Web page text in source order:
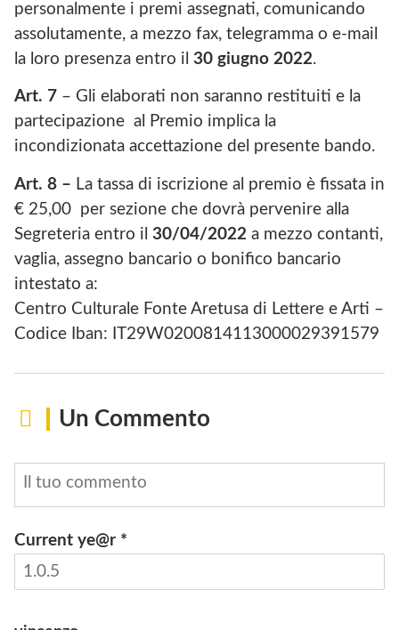
personalmente i premi assegnati, comunicando
assolutamente, a mezzo fax, telegramma o e-mail
la loro presenza entro il 30 giugno 2022.
Art. 7 – Gli elaborati non saranno restituiti e la
partecipazione al Premio implica la
incondizionata accettazione del presente bando.
Art. 8 – La tassa di iscrizione al premio è fissata in
€ 25,00 per sezione che dovrà pervenire alla
Segreteria entro il 30/04/2022 a mezzo contanti,
vaglia, assegno bancario o bonifico bancario
intestato a:
Centro Culturale Fonte Aretusa di Lettere e Arti –
Codice Iban: IT29W0200814113000029391579
Un Commento
Current ye@r *